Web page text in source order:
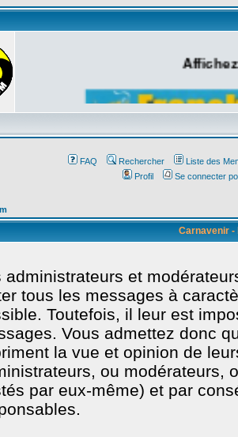
FAQ Rechercher
Liste des
Profil
Se connecter
Carnavenir -
administrateurs et
tous les messages à
Toutefois, il leur est
Vous admettez donc
la vue et opinion de
ou modérateurs,
par eux-même) et par